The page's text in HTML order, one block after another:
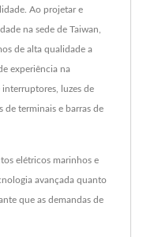
Ao projetar e
na sede de Taiwan,
de alta qualidade a
experiência na
luzes de
de terminais e barras de
elétricos marinhos e
avançada quanto
que as demandas de